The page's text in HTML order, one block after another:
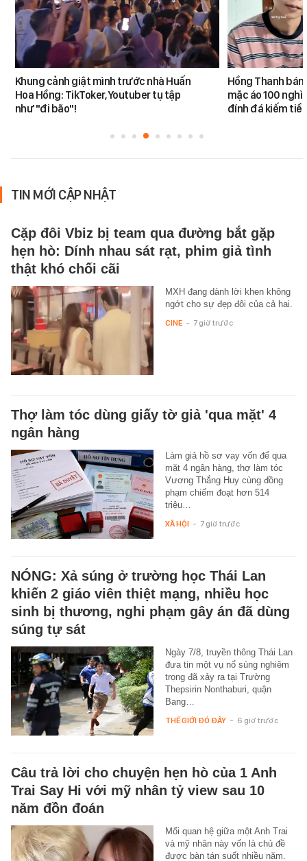
Khung cảnh giật mình trước nhà Huấn
Hoa Hồng: TikToker, Youtuber tụ tập
như "đi bão"!
Hồng Thanh
mặc áo 100
đính đá kiếm
TIN MỚI CẬP NHẬT
Cặp đôi Vbiz bị team qua đường bắt gặp
hẹn hò: Dính nhau sát rạt, phim giả tình
thật khó chối cãi
MXH đang dành lời khen không
ngớt cho sự đẹp đôi của cả hai.
CINE - 7 giờ trước
Thợ làm tóc dùng giấy tờ giả 'qua mặt' 4
ngân hàng
Làm giả hồ sơ vay vốn để qua
mặt 4 ngân hàng, thợ làm tóc
Vương Thắng Huy cùng đồng
phạm chiếm đoạt hơn 514
triệu…
XÃ HỘI - 7 giờ trước
NÓNG: Xả súng ở trường học Thái Lan
khiến 2 giáo viên thiệt mạng, nhiều học
sinh bị thương, nghi phạm gây án đã dùng
súng tự sát
Ngày 7/8, truyền thông Thái Lan
đưa tin một vụ nổ súng nghiêm
trọng đã xảy ra tại Trường
Thepsirin Nonthaburi, quận
Bang…
THẾ GIỚI ĐÓ ĐÂY - 6 giờ trước
Câu trả lời cho chuyện hẹn hò của 1 Anh
Trai Say Hi với mỹ nhân tỷ view sau 10
năm đồn đoán
Mối quan hệ giữa một Anh Trai
và mỹ nhân này vốn là chủ đề
được bàn tán suốt nhiều năm.